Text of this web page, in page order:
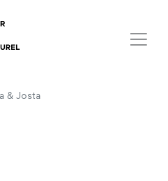
& Josta